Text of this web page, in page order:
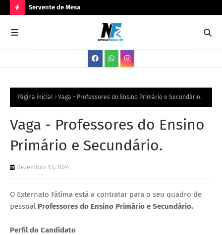
O
V
G
A
Servente de Mesa
Página inicial Vaga - Professores do Ensino Primário e Secundário.
Vaga - Professores do Ensino
Primário e Secundário.
dezembro 13, 2024
O Externato Fátima está a contratar para o seu quadro de
pessoal Professores do Ensino Primário e Secundário.
Perfil do Candidato